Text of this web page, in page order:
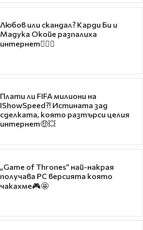
Любов или скандал? Карди Би и
Мадука Окойе разпалиха
интернет❤️‍🔥🔥
Плати ли FIFA милиони на
IShowSpeed?! Истината зад
сделката, която разтърси целия
интернет🤑💥
„Game of Thrones“ най-накрая
получава PC версията която
чакахме🎮🤩